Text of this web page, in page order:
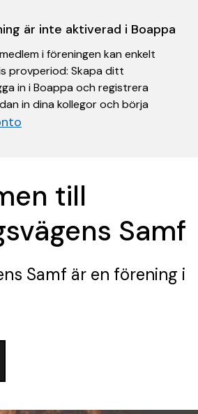
är inte aktiverad i Boappa
i föreningen kan enkelt
provperiod: Skapa ditt
in i Boappa och registrera
in dina kollegor och börja
till
Samf
Samf är en förening i